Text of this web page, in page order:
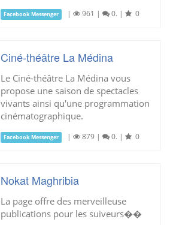
Facebook Messenger | 961 | 0. | 0
Ciné-théâtre La Médina
Le Ciné-théâtre La Médina vous
propose une saison de spectacles
vivants ainsi qu'une programmation
cinématographique.
Facebook Messenger | 879 | 0. | 0
Nokat Maghribia
La page offre des merveilleuse
publications pour les suiveurs��